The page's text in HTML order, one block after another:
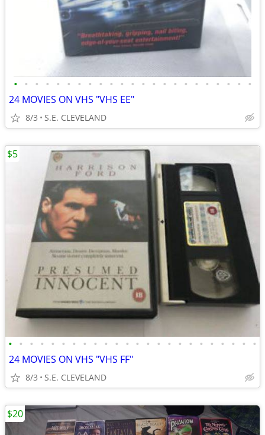
• • • • • • • • • • • • • • • • • • • • • • •
24 MOVIES ON VHS "VHS EE"
8/3 S.E. CLEVELAND
• • • • • • • • • • • • • • • • • • • • • • • •
24 MOVIES ON VHS "VHS FF"
8/3 S.E. CLEVELAND
$5
$20